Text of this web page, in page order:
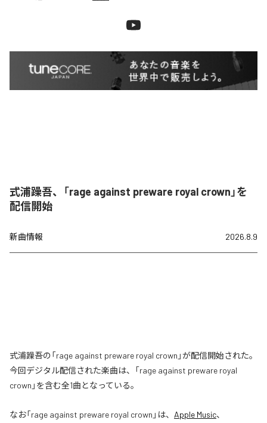
式浦躁吾、「rage against preware royal crown」を
配信開始
新曲情報 2026.8.9
式浦躁吾の「rage against preware royal crown」が配信開始された。
今回デジタル配信された楽曲は、「rage against preware royal
crown」を含む全1曲となっている。
なお「rage against preware royal crown 」は、 Apple Music、